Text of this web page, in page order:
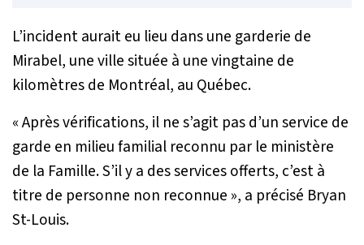
L’incident aurait eu lieu dans une garderie de
Mirabel, une ville située à une vingtaine de
kilomètres de Montréal, au Québec.
« Après vérifications, il ne s’agit pas d’un service de
garde en milieu familial reconnu par le ministère
de la Famille. S’il y a des services offerts, c’est à
titre de personne non reconnue », a précisé Bryan
St-Louis.